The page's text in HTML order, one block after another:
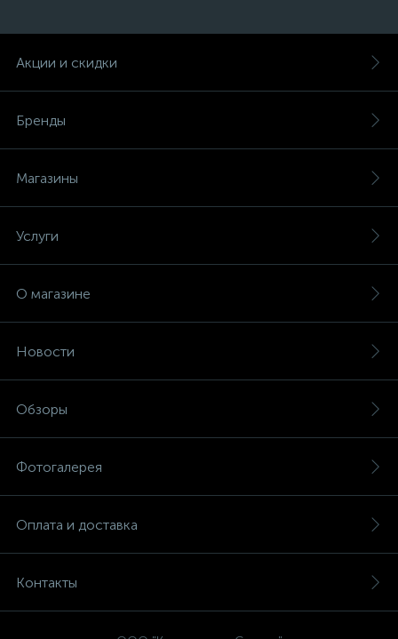
Акции и скидки
Бренды
Магазины
Услуги
О магазине
Новости
Обзоры
Фотогалерея
Оплата и доставка
Контакты